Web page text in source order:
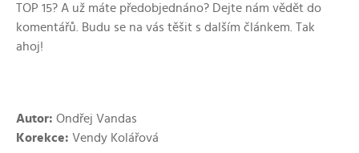
TOP 15? A už máte předobjednáno? Dejte nám vědět do
komentářů. Budu se na vás těšit s dalším článkem. Tak
ahoj!
Autor: Ondřej Vandas
Korekce: Vendy Kolářová